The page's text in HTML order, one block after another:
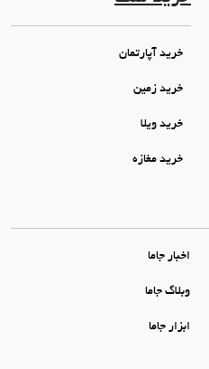
خرید آپارتمان
خرید زمین
خرید ویلا
خرید مغازه
اخبار جاما
وبلاگ جاما
ابزار جاما